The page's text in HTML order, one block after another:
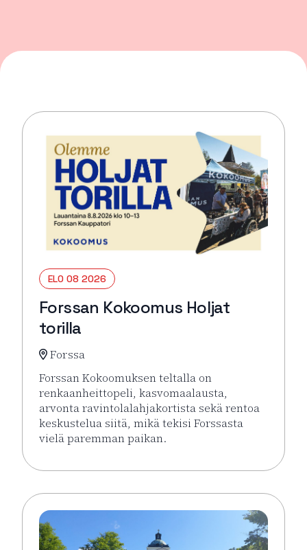
ELO 08 2026
Forssan Kokoomus Holjat
torilla
Forssa
Forssan Kokoomuksen teltalla on
renkaanheittopeli, kasvomaalausta,
arvonta ravintolalahjakortista sekä rentoa
keskustelua siitä, mikä tekisi Forssasta
vielä paremman paikan.
Lue lisää tapahtumasta Forssan Kokoomus Holjat